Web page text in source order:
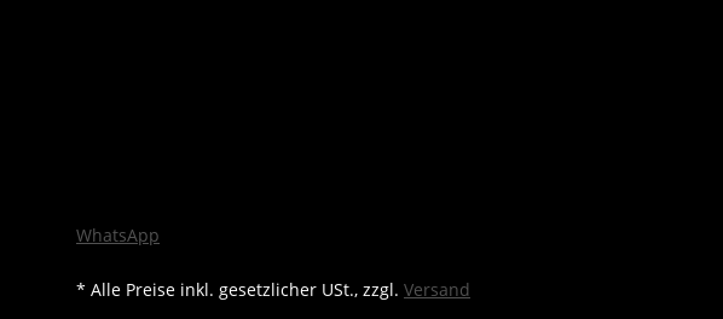
WhatsApp
* Alle Preise inkl. gesetzlicher USt., zzgl. Versand